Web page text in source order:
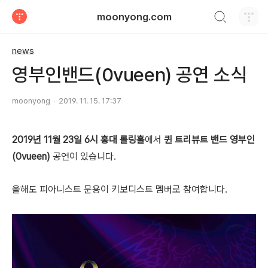
moonyong.com
news
영부인밴드(0vueen) 공연 소식
moonyong 2019. 11. 15. 17:37
2019년 11월 23일 6시 홍대 롤링홀에서 퀸 트리뷰트 밴드 영부인
(0vueen) 공연이 있습니다.
올해도 피아니스트 문용이 키보디스트 멤버로 참여합니다.